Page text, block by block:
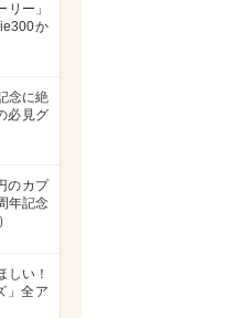
ー」
か
念に絶
必見グ
のカプ
年記念
しい！
」全ア